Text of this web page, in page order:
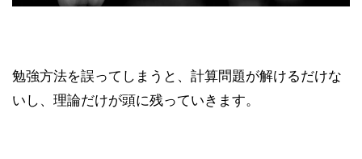
勉強方法を誤ってしまうと、計算問題が解けるだけな
いし、理論だけが頭に残っていきます。